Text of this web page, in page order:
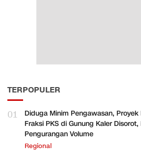
TERPOPULER
01
Diduga Minim Pengawasan,
Fraksi PKS di Gunung Kaler
Pengurangan Volume
Regional